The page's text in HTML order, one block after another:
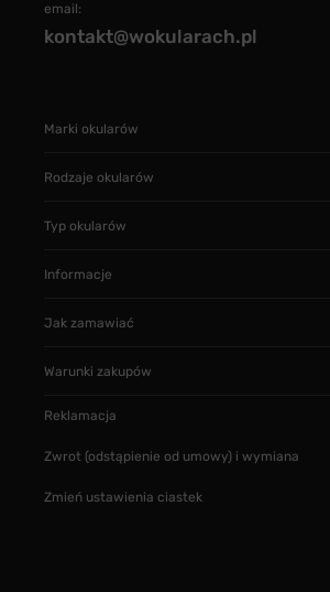
email:
kontakt@wokularach.pl
Marki okularów
Rodzaje okularów
Typ okularów
Informacje
Jak zamawiać
Warunki zakupów
Reklamacja
Zwrot (odstąpienie od umowy) i wymiana
Zmień ustawienia ciastek